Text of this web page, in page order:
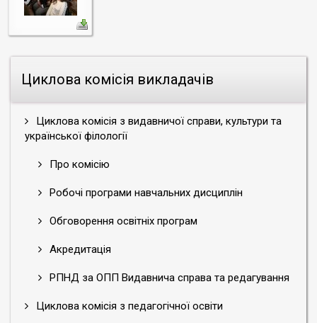
Циклова комісія викладачів
Циклова комісія з видавничої справи, культури та
української філології
Про комісію
Робочі програми навчальних дисциплін
Обговорення освітніх програм
Акредитація
РПНД за ОПП Видавнича справа та редагування
Циклова комісія з педагогічної освіти
лекцію
тему
«Клейнод
душі
моєї
душа
мого
літератури.